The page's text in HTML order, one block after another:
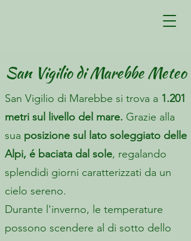
San Vigilio di Marebbe Meteo
San Vigilio di Marebbe si trova a 1.201
metri sul livello del mare. Grazie alla
sua posizione sul lato soleggiato delle
Alpi, é baciata dal sole, regalando
splendidi giorni caratterizzati da un
cielo sereno.
Durante l'inverno, le temperature
possono scendere al di sotto dello